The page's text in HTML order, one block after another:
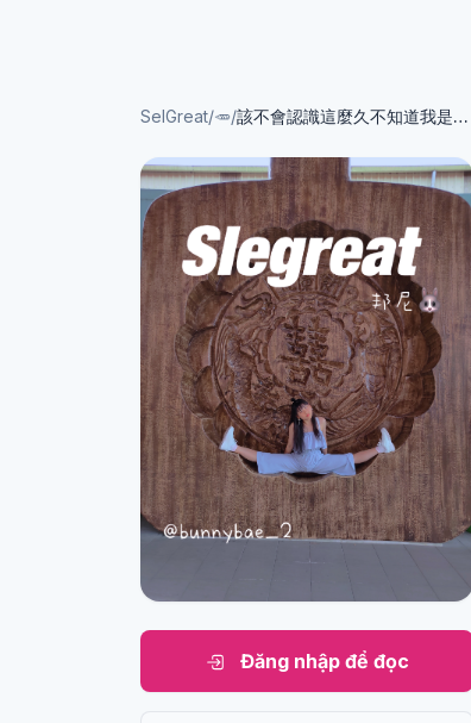
SelGreat/🥕/ 該不會認識這麼久不知道我是正港ㄟ舞蹈人吧！💞邦尼🐰軟Qqq特輯
Đăng nhập để đọc